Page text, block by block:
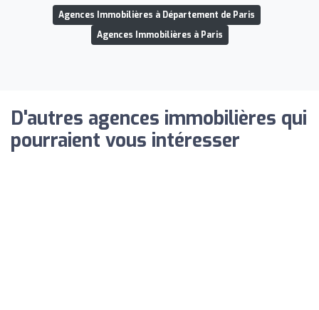
Agences Immobilières à Département de Paris
Agences Immobilières à Paris
D'autres agences immobilières qui
pourraient vous intéresser